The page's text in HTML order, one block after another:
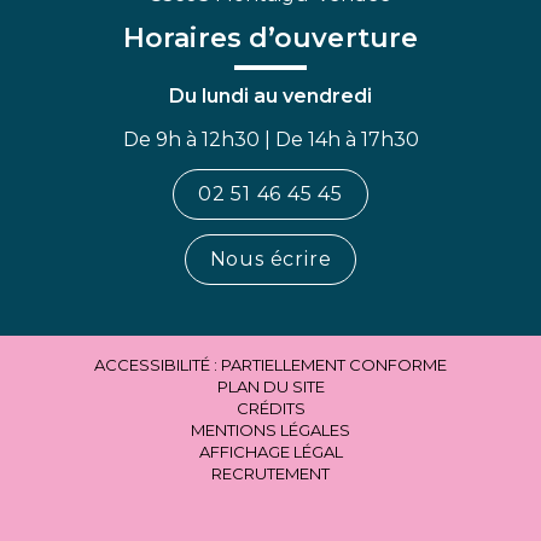
Horaires d’ouverture
Du lundi au vendredi
De 9h à 12h30 | De 14h à 17h30
02 51 46 45 45
Nous écrire
ACCESSIBILITÉ : PARTIELLEMENT CONFORME
PLAN DU SITE
CRÉDITS
MENTIONS LÉGALES
AFFICHAGE LÉGAL
RECRUTEMENT